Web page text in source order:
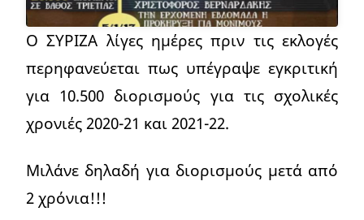
Ο ΣΥΡΙΖΑ λίγες ημέρες πριν τις εκλογές
περηφανεύεται πως υπέγραψε εγκριτική
για 10.500 διορισμούς για τις σχολικές
χρονιές 2020-21 και 2021-22.
Μιλάνε δηλαδή για διορισμούς μετά από
2 χρόνια!!!